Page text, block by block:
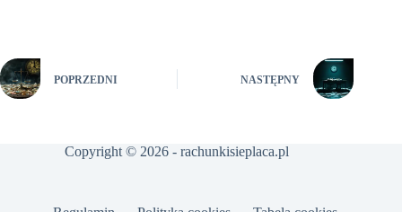
POPRZEDNI NASTĘPNY
Copyright © 2026 - rachunkisieplaca.pl